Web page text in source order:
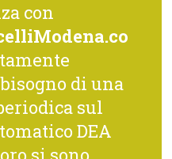
con
di una
sul
DEA